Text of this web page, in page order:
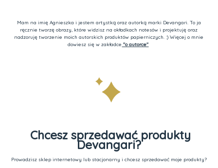
Mam na imię Agnieszka i jestem artystką oraz autorką marki Devangari. To ja
ręcznie tworzę obrazy, które widzisz na okładkach notesów i projektuję oraz
nadzoruję tworzenie moich autorskich produktów papierniczych. :) Więcej o mnie
dowiesz się w zakładce "o autorce"
Chcesz sprzedawać produkty
Devangari?
Prowadzisz sklep internetowy lub stacjonarny i chcesz sprzedawać moje produkty?